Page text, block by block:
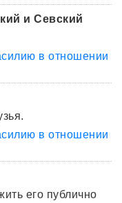
и Севский
в отношении
в отношении
его публично